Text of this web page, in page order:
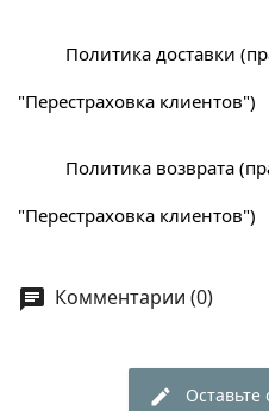
Политика доставки
"Перестраховка клиентов")
Политика возврата
"Перестраховка клиентов")
chat Комментарии (0)
edit